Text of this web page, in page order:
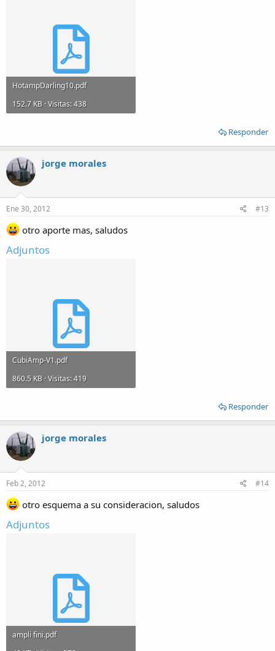
HotampDarling10.pdf
152.7 KB · Visitas: 438
Responder
jorge morales
Ene 30, 2012 #13
otro aporte mas, saludos
Adjuntos
CubiAmp-V1.pdf
860.5 KB · Visitas: 419
Responder
jorge morales
Feb 2, 2012 #14
otro esquema a su consideracion, saludos
Adjuntos
ampli fini.pdf